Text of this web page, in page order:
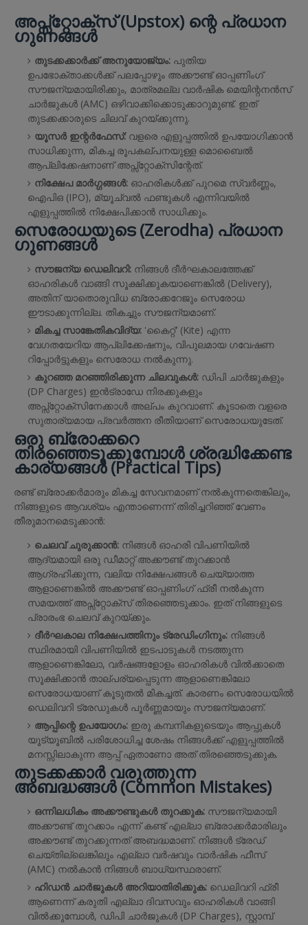
അപ്സ്റ്റോക്സ് (Upstox) ന്റെ പ്രധാന
ഗുണങ്ങൾ
തുടക്കക്കാർക്ക് അനുയോജ്യം: പുതിയ
ഉപഭോക്താക്കൾക്ക് പലപ്പോഴും അക്കൗണ്ട് ഓപ്പണിംഗ്
സൗജന്യമായിരിക്കും, മാത്രമല്ല വാർഷിക മെയിന്റനൻസ്
ചാർജുകൾ (AMC) ഒഴിവാക്കിക്കൊടുക്കാറുമുണ്ട്. ഇത്
തുടക്കക്കാരുടെ ചിലവ് കുറയ്ക്കുന്നു.
യൂസർ ഇന്റർഫേസ്:വളരെ എളുപ്പത്തിൽ ഉപയോഗിക്കാൻ
സാധിക്കുന്ന, മികച്ച രൂപകല്പനയുള്ള മൊബൈൽ
ആപ്ലിക്കേഷനാണ് അപ്സ്റ്റോക്സിന്റേത്.
നിക്ഷേപ മാർഗ്ഗങ്ങൾ: ഓഹരികൾക്ക് പുറമെ സ്വർണ്ണം,
ഐപിഒ (IPO), മ്യൂച്വൽ ഫണ്ടുകൾ എന്നിവയിൽ
എളുപ്പത്തിൽ നിക്ഷേപിക്കാൻ സാധിക്കും.
സെരോധയുടെ (Zerodha) പ്രധാന
ഗുണങ്ങൾ
സൗജന്യ ഡെലിവറി: നിങ്ങൾ ദീർഘകാലത്തേക്ക്
ഓഹരികൾ വാങ്ങി സൂക്ഷിക്കുകയാണെങ്കിൽ (Delivery),
അതിന് യാതൊരുവിധ ബ്രോക്കറേജും സെരോധ
ഈടാക്കുന്നില്ല. തികച്ചും സൗജന്യമാണ്.
മികച്ച സാങ്കേതികവിദ്യ: 'കൈറ്റ്' (Kite) എന്ന
വേഗതയേറിയ ആപ്ലിക്കേഷനും, വിപുലമായ ഗവേഷണ
റിപ്പോർട്ടുകളും സെരോധ നൽകുന്നു.
കുറഞ്ഞ മറഞ്ഞിരിക്കുന്ന ചിലവുകൾ: ഡിപി ചാർജുകളും
(DP Charges) ഇൻട്രാഡേ നിരക്കുകളും
അപ്സ്റ്റോക്സിനേക്കാൾ അല്പം കുറവാണ്. കൂടാതെ വളരെ
സുതാര്യമായ പ്രവർത്തന രീതിയാണ് സെരോധയുടേത്.
ഒരു ബ്രോക്കറെ
തിരഞ്ഞെടുക്കുമ്പോൾ ശ്രദ്ധിക്കേണ്ട
കാര്യങ്ങൾ (Practical Tips)
രണ്ട് ബ്രോക്കർമാരും മികച്ച സേവനമാണ് നൽകുന്നതെങ്കിലും,
നിങ്ങളുടെ ആവശ്യം എന്താണെന്ന് തിരിച്ചറിഞ്ഞ് വേണം
തീരുമാനമെടുക്കാൻ:
ചെലവ് ചുരുക്കാൻ: നിങ്ങൾ ഓഹരി വിപണിയിൽ
ആദ്യമായി ഒരു ഡീമാറ്റ് അക്കൗണ്ട് തുറക്കാൻ
ആഗ്രഹിക്കുന്ന, വലിയ നിക്ഷേപങ്ങൾ ചെയ്യാത്ത
ആളാണെങ്കിൽ അക്കൗണ്ട് ഓപ്പണിംഗ് ഫ്രീ നൽകുന്ന
സമയത്ത് അപ്സ്റ്റോക്സ് തിരഞ്ഞെടുക്കാം. ഇത് നിങ്ങളുടെ
പ്രാരംഭ ചെലവ് കുറയ്ക്കും.
ദീർഘകാല നിക്ഷേപത്തിനും ട്രേഡിംഗിനും: നിങ്ങൾ
സ്ഥിരമായി വിപണിയിൽ ഇടപാടുകൾ നടത്തുന്ന
ആളാണെങ്കിലോ, വർഷങ്ങളോളം ഓഹരികൾ വിൽക്കാതെ
സൂക്ഷിക്കാൻ താല്പര്യപ്പെടുന്ന ആളാണെങ്കിലോ
സെരോധയാണ് കൂടുതൽ മികച്ചത്. കാരണം സെരോധയിൽ
ഡെലിവറി ട്രേഡുകൾ പൂർണ്ണമായും സൗജന്യമാണ്.
ആപ്പിന്റെ ഉപയോഗം: ഇരു കമ്പനികളുടെയും ആപ്പുകൾ
യൂട്യൂബിൽ പരിശോധിച്ച ശേഷം നിങ്ങൾക്ക് എളുപ്പത്തിൽ
മനസ്സിലാകുന്ന ആപ്പ് ഏതാണോ അത് തിരഞ്ഞെടുക്കുക.
തുടക്കക്കാർ വരുത്തുന്ന
അബദ്ധങ്ങൾ (Common Mistakes)
ഒന്നിലധികം അക്കൗണ്ടുകൾ തുറക്കുക: സൗജന്യമായി
അക്കൗണ്ട് തുറക്കാം എന്ന് കണ്ട് എല്ലാ ബ്രോക്കർമാരിലും
അക്കൗണ്ട് തുറക്കുന്നത് അബദ്ധമാണ്. നിങ്ങൾ ട്രേഡ്
ചെയ്തില്ലെങ്കിലും എല്ലാ വർഷവും വാർഷിക ഫീസ്
(AMC) നൽകാൻ നിങ്ങൾ ബാധ്യസ്ഥരാണ്.
ഹിഡൻ ചാർജുകൾ അറിയാതിരിക്കുക: ഡെലിവറി ഫ്രീ
ആണെന്ന് കരുതി എല്ലാ ദിവസവും ഓഹരികൾ വാങ്ങി
വിൽക്കുമ്പോൾ, ഡിപി ചാർജുകൾ (DP Charges), സ്റ്റാമ്പ്